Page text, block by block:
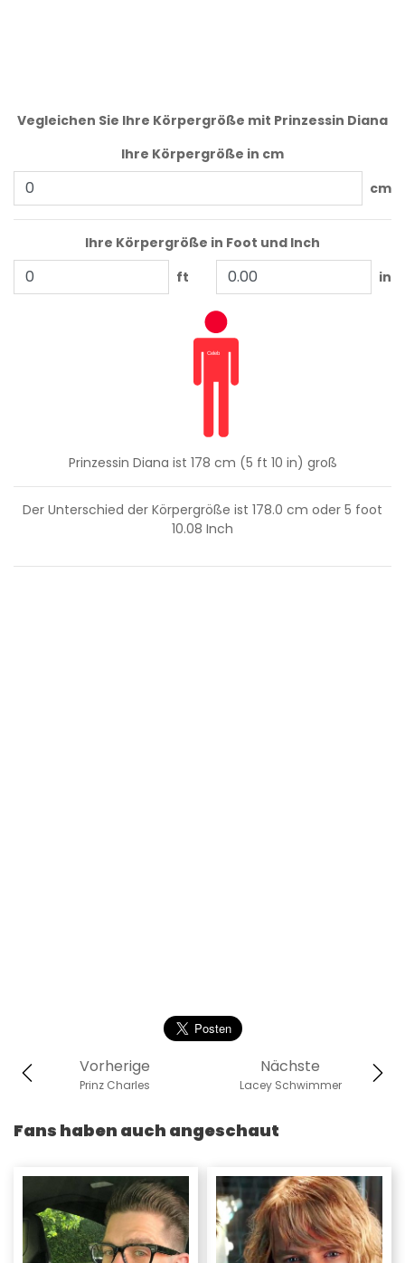
Vegleichen Sie Ihre Körpergröße mit Prinzessin Diana
Ihre Körpergröße in cm
cm
Ihre Körpergröße in Foot und Inch
ft
in
Prinzessin Diana ist 178 cm (5 ft 10 in) groß
Der Unterschied der Körpergröße ist 178.0 cm oder 5 foot
10.08 Inch
Nächste
Lacey Schwimmer
Vorherige
Prinz Charles
Fans haben auch angeschaut